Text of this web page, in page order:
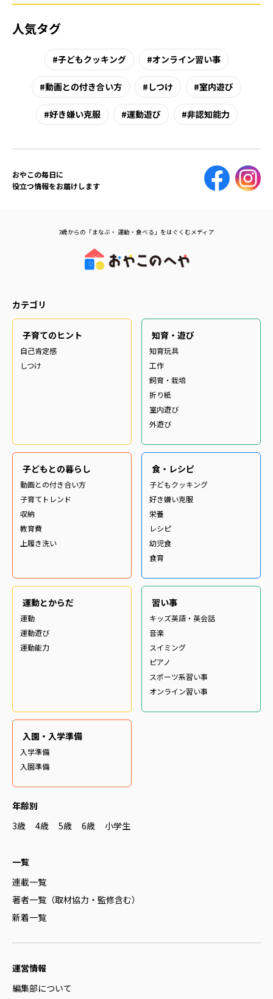
人気タグ
子どもクッキング オンライン習い事
動画との付き合い方 しつけ 室内遊び
好き嫌い克服 運動遊び 非認知能力
おやこの毎日に
役立つ情報をお届けします
3歳からの「まなぶ・ 運動・食べる」をはぐくむメディア
カテゴリ
子育てのヒント
自己肯定感
しつけ
知育・遊び
知育玩具
工作
飼育・栽培
折り紙
室内遊び
外遊び
子どもとの暮らし
動画との付き合い方
子育てトレンド
収納
教育費
上履き洗い
食・レシピ
子どもクッキング
好き嫌い克服
栄養
レシピ
幼児食
食育
運動とからだ
運動
運動遊び
運動能力
習い事
キッズ英語・英会話
音楽
スイミング
ピアノ
スポーツ系習い事
オンライン習い事
入園・入学準備
入学準備
入園準備
年齢別
3歳
4歳 5歳 6歳 小学生
一覧
連載一覧
著者一覧（取材協力・監修含む）
新着一覧
運営情報
編集部について